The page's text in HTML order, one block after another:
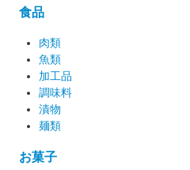
食品
肉類
魚類
加工品
調味料
漬物
麺類
お菓子